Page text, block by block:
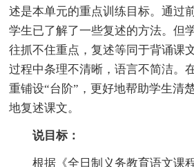
述是本单元的重点训练目标。通过
学生已了解了一些复述的方法。但
往抓不住重点，复述等同于背诵课
过程中条理不清晰，语言不简洁。
重铺设“台阶”，更好地帮助学生清
地复述课文。
说目标：
根据《全日制义务教育语文课